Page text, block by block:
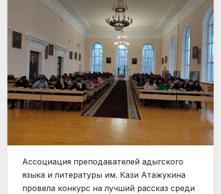
Ассоциация преподавателей адыгского
языка и литературы им. Кази Атажукина
провела конкурс на лучший рассказ среди